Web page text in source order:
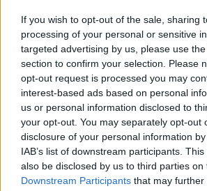
If you wish to opt-out of the sale, sharing
processing of your personal or sensitive
targeted advertising by us, please use
section to confirm your selection. Please
opt-out request is processed you may
interest-based ads based on personal
us or personal information disclosed to
your opt-out. You may separately opt-out
disclosure of your personal information
IAB’s list of downstream participants.
also be disclosed by us to third parties on
Downstream Participants that may